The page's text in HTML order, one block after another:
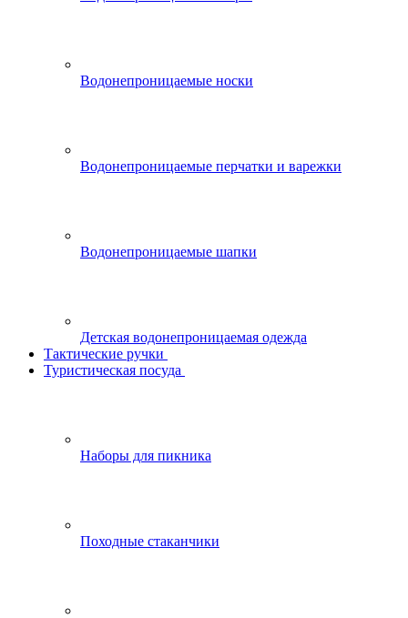
Водонепроницаемые носки
Водонепроницаемые перчатки и варежки
Водонепроницаемые шапки
Детская водонепроницаемая одежда
Тактические ручки
Туристическая посуда
Наборы для пикника
Походные стаканчики